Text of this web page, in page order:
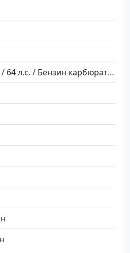
1 500 см3 / 64 л.с. / Бензин карбюратор